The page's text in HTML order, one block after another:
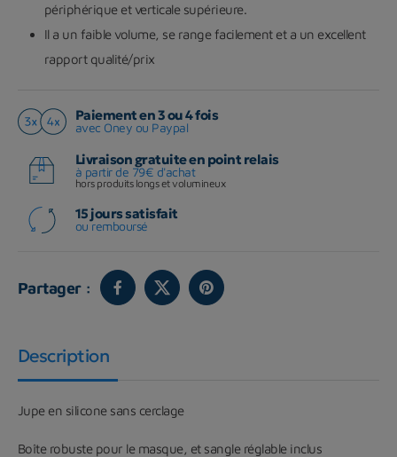
périphérique et verticale supérieure.
Il a un faible volume, se range facilement et a un excellent
rapport qualité/prix
Paiement en 3 ou 4 fois
avec Oney ou Paypal
Livraison gratuite en point relais
à partir de 79€ d'achat
hors produits longs et volumineux
15 jours satisfait
ou remboursé
Partager :
Description
Jupe en silicone sans cerclage
Boîte robuste pour le masque, et sangle réglable inclus